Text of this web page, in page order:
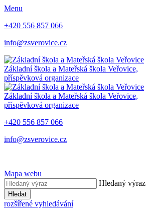
Menu
+420 556 857 066
info@zsverovice.cz
Základní škola a Mateřská škola Veřovice,
příspěvková organizace
Základní škola a Mateřská škola Veřovice,
příspěvková organizace
+420 556 857 066
info@zsverovice.cz
Mapa webu
Hledaný výraz
Hledat
rozšířené vyhledávání